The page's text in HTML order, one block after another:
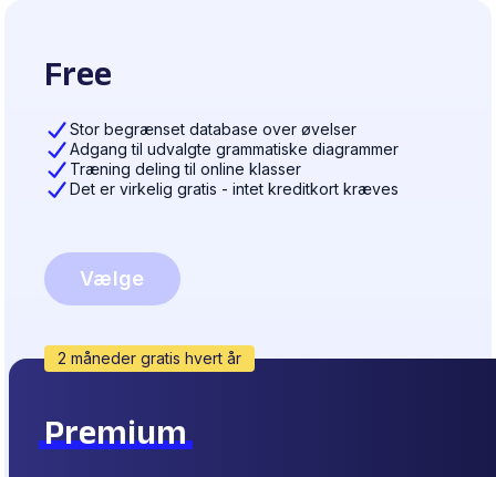
Free
Stor begrænset database over øvelser
Adgang til udvalgte grammatiske diagrammer
Træning deling til online klasser
Det er virkelig gratis - intet kreditkort kræves
Vælge
2 måneder gratis hvert år
Premium